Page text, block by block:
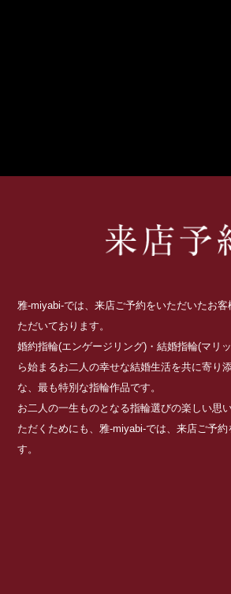
雅-miyabi-では、来店ご予約をいただいたお
ただいております。
婚約指輪(エンゲージリング)・結婚指輪(マリ
ら始まるお二人の幸せな結婚生活を共に寄り
な、最も特別な指輪作品です。
お二人の一生ものとなる指輪選びの楽しい思
ただくためにも、雅-miyabi-では、来店ご予約
す。